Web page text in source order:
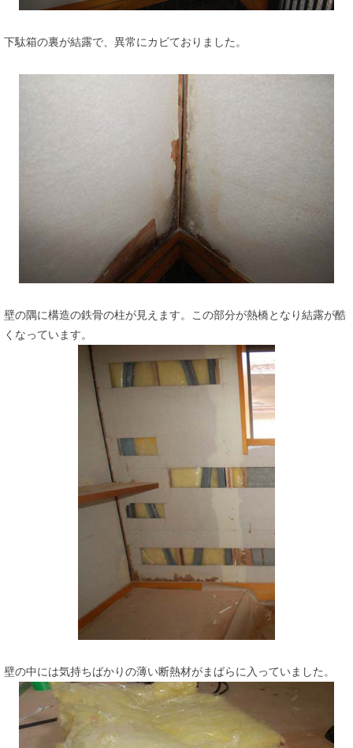
下駄箱の裏が結露で、異常にカビておりました。
壁の隅に構造の鉄骨の柱が見えます。この部分が熱橋となり結露が酷
くなっています。
壁の中には気持ちばかりの薄い断熱材がまばらに入っていました。